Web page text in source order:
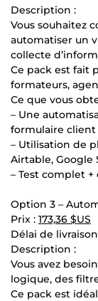
Description :
Vous souhaitez
automatiser un
collecte
Ce pack est fait
formateurs,
Ce que vous
– Une
formulaire client
– Utilisation de
Airtable, Google
– Test complet
Option 3 –
Prix : 173,36 $US
Délai de
Description :
Vous avez
logique, des
Ce pack est